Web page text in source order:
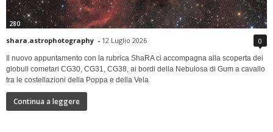
280
shara.astrophotography - 12 Luglio 2026 0
Il nuovo appuntamento con la rubrica ShaRA ci accompagna alla scoperta dei
globuli cometari CG30, CG31, CG38, ai bordi della Nebulosa di Gum a cavallo
tra le costellazioni della Poppa e della Vela
Continua a leggere